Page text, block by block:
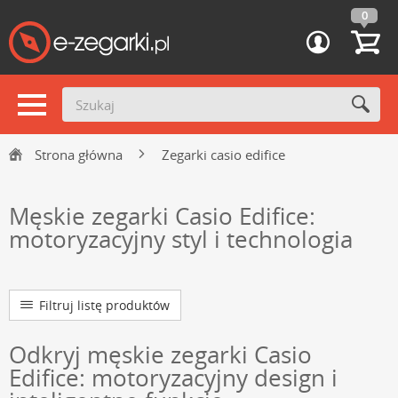
0
Strona główna Zegarki casio edifice
Męskie zegarki Casio Edifice:
motoryzacyjny styl i technologia
Filtruj listę produktów
Odkryj męskie zegarki Casio
Edifice: motoryzacyjny design i